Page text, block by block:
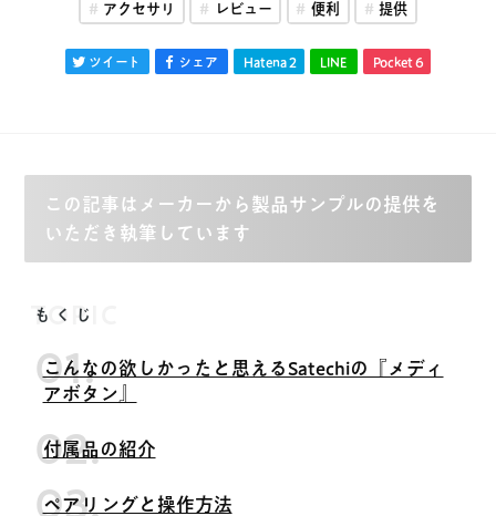
アクセサリ レビュー 便利 提供
ツイート シェア Hatena 2 LINE Pocket6
この記事はメーカーから製品サンプルの提供を
いただき執筆しています
TOPIC
もくじ
こんなの欲しかったと思えるSatechiの『メディ
アボタン』
付属品の紹介
ペアリングと操作方法